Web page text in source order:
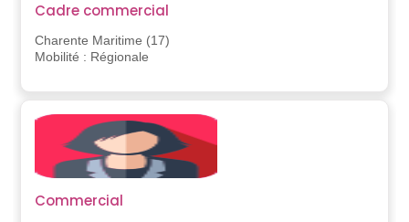
Cadre commercial
Charente Maritime (17)
Mobilité : Régionale
Commercial